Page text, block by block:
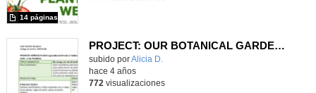
14 páginas
PROJECT: OUR BOTANICAL GARDEN 1ºP
Contenido educativo.
subido porAlicia D.
hace 4 años
772 visualizaciones